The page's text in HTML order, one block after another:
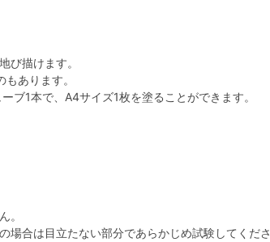
び描けます。
あります。
ブ1本で、A4サイズ1枚を塗ることができます。
。
場合は目立たない部分であらかじめ試験してくださ